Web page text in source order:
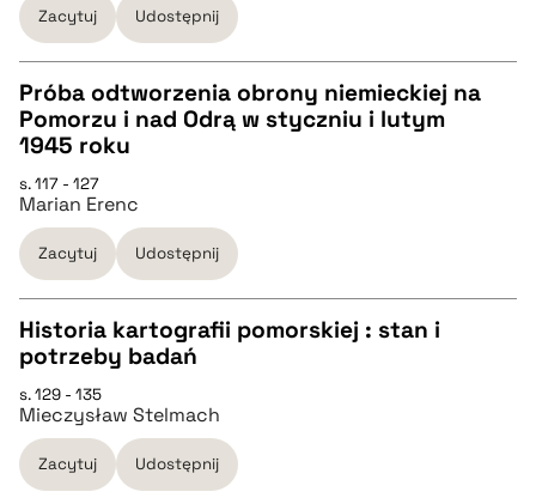
BIBTEX
pobierz cytat
Zacytuj Udostępnij
CZYSTY TEKST
pobierz cytat
BIBTEX
pobierz cytat
Próba odtworzenia obrony niemieckiej na
Pomorzu i nad Odrą w styczniu i lutym
1945 roku
s. 117 - 127
Marian Erenc
Zacytuj Udostępnij
CZYSTY TEKST
pobierz cytat
Historia kartografii pomorskiej : stan i
potrzeby badań
s. 129 - 135
Mieczysław Stelmach
Zacytuj Udostępnij